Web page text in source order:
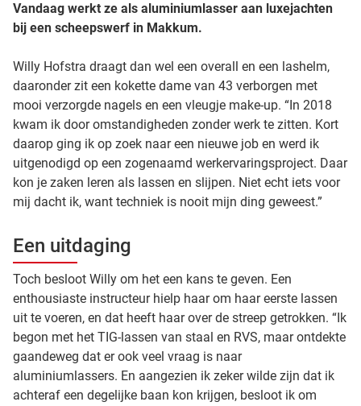
Vandaag werkt ze als aluminiumlasser aan luxejachten
bij een scheepswerf in Makkum.
Willy Hofstra draagt dan wel een overall en een lashelm,
daaronder zit een kokette dame van 43 verborgen met
mooi verzorgde nagels en een vleugje make-up. “In 2018
kwam ik door omstandigheden zonder werk te zitten. Kort
daarop ging ik op zoek naar een nieuwe job en werd ik
uitgenodigd op een zogenaamd werkervaringsproject. Daar
kon je zaken leren als lassen en slijpen. Niet echt iets voor
mij dacht ik, want techniek is nooit mijn ding geweest.”
Een uitdaging
Toch besloot Willy om het een kans te geven. Een
enthousiaste instructeur hielp haar om haar eerste lassen
uit te voeren, en dat heeft haar over de streep getrokken. “Ik
begon met het TIG-lassen van staal en RVS, maar ontdekte
gaandeweg dat er ook veel vraag is naar
aluminiumlassers. En aangezien ik zeker wilde zijn dat ik
achteraf een degelijke baan kon krijgen, besloot ik om